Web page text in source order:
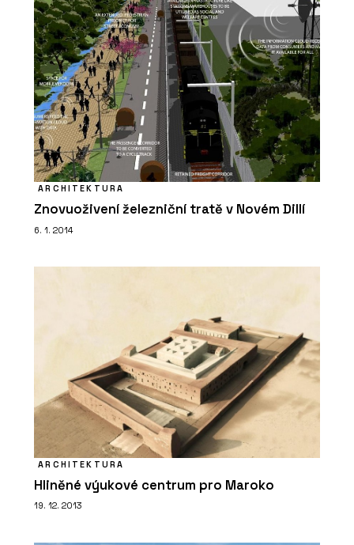
ARCHITEKTURA
Znovuoživení železniční tratě v Novém Dillí
6. 1. 2014
ARCHITEKTURA
Hliněné výukové centrum pro Maroko
19. 12. 2013